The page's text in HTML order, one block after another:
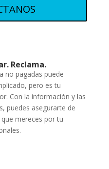
Reclama.
no pagadas puede
pero es tu
Con la información y las
puedes asegurarte de
mereces por tu